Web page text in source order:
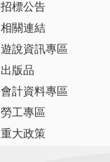
招標公告
相關連結
遊說資訊專區
出版品
會計資料專區
勞工專區
重大政策